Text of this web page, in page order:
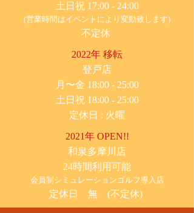
土日祝 17:00 - 24:00
(営業時間はイベントにより変動致します)
不定休
2022年 移転
​登戸店
月〜金 18:00 - 25:00
土日祝 18:00 - 25:00
​定休日 : 火曜
2021年 OPEN!!
​和泉多摩川店
24時間利用可能
​会員制シミュレーションゴルフ導入店
定休日 無 (不定休)